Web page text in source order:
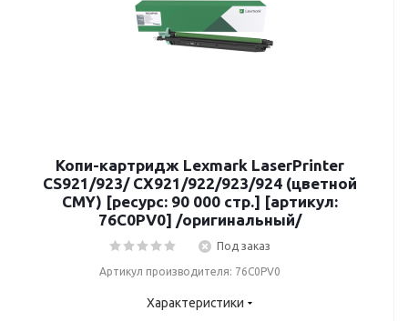
Копи-картридж Lexmark LaserPrinter
CS921/923/ CX921/922/923/924 (цветной
CMY) [ресурс: 90 000 стр.] [артикул:
76C0PV0] /оригинальный/
Под заказ
Артикул производителя: 76C0PV0
Характеристики